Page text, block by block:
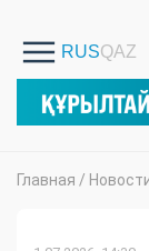
Главная /